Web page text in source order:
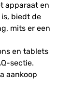
apparaat en
biedt de
mits er een
en tablets
sectie.
aankoop